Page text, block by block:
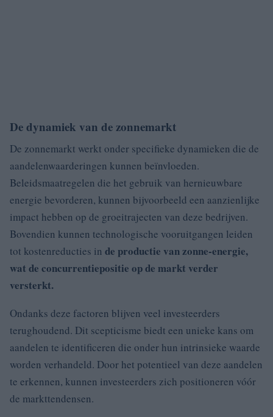
De dynamiek van de zonnemarkt
De zonnemarkt werkt onder specifieke dynamieken die de
aandelenwaarderingen kunnen beïnvloeden.
Beleidsmaatregelen die het gebruik van hernieuwbare
energie bevorderen, kunnen bijvoorbeeld een aanzienlijke
impact hebben op de groeitrajecten van deze bedrijven.
Bovendien kunnen technologische vooruitgangen leiden
tot kostenreducties in de productie van zonne-energie,
wat de concurrentiepositie op de markt verder
versterkt.
Ondanks deze factoren blijven veel investeerders
terughoudend. Dit scepticisme biedt een unieke kans om
aandelen te identificeren die onder hun intrinsieke waarde
worden verhandeld. Door het potentieel van deze aandelen
te erkennen, kunnen investeerders zich positioneren vóór
de markttendensen.